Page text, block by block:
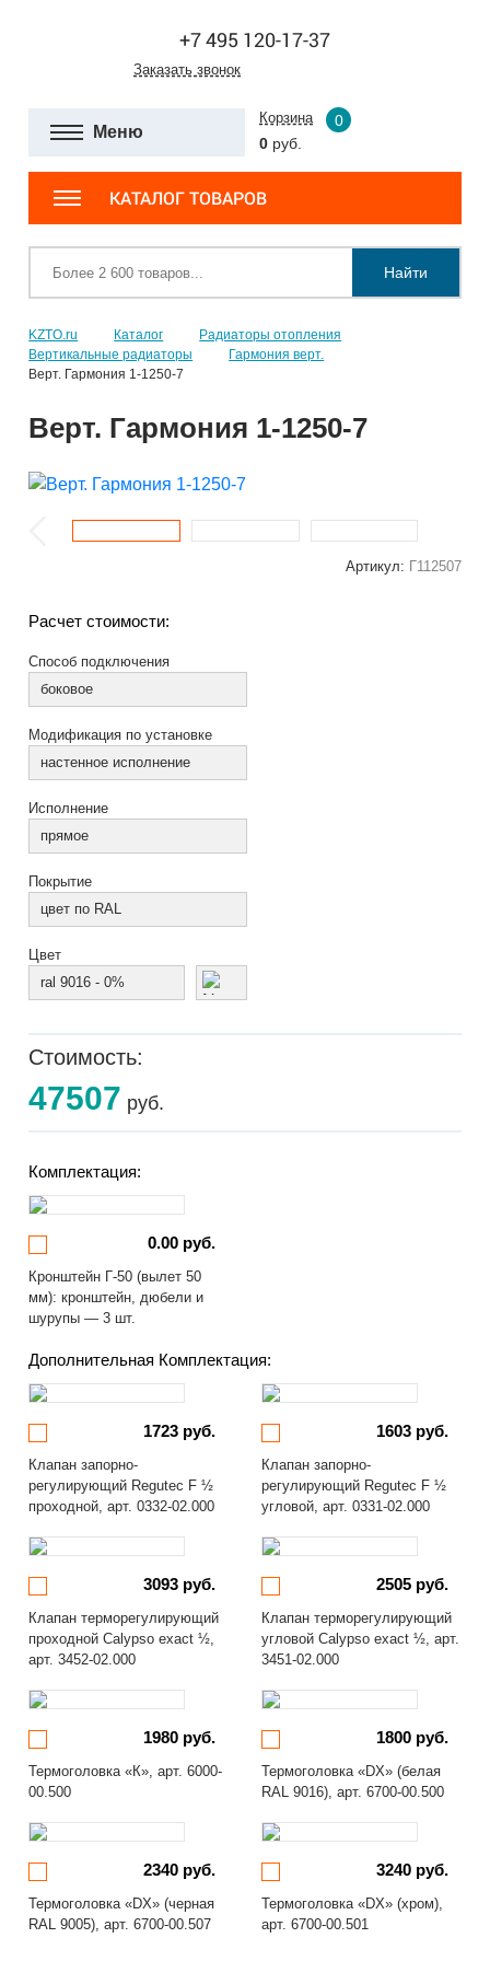
+7 495 120-17-37
Заказать звонок
Меню
Корзина
0
0 руб.
КАТАЛОГ ТОВАРОВ
Найти
KZTO.ru Каталог
Радиаторы отопления
Вертикальные радиаторы
Гармония верт.
Верт. Гармония 1-1250-7
Верт. Гармония 1-1250-7
Артикул: Г112507
Расчет стоимости:
Способ подключения
боковое
Модификация по установке
настенное исполнение
Исполнение
прямое
Покрытие
цвет по RAL
Цвет
ral 9016 - 0%
Стоимость:
47507 руб.
Комплектация:
0.00 руб.
Кронштейн Г-50 (вылет 50
мм): кронштейн, дюбели и
шурупы — 3 шт.
Дополнительная Комплектация:
1723 руб.
Клапан запорно-
регулирующий Regutec F ½
проходной, арт. 0332-02.000
1603 руб.
Клапан запорно-
регулирующий Regutec F ½
угловой, арт. 0331-02.000
3093 руб.
Клапан терморегулирующий
проходной Calypso exact ½,
арт. 3452-02.000
2505 руб.
Клапан терморегулирующий
угловой Calypso exact ½, арт.
3451-02.000
1980 руб.
Термоголовка «К», арт. 6000-
00.500
1800 руб.
Термоголовка «DX» (белая
RAL 9016), арт. 6700-00.500
2340 руб.
Термоголовка «DX» (черная
RAL 9005), арт. 6700-00.507
3240 руб.
Термоголовка «DX» (хром),
арт. 6700-00.501